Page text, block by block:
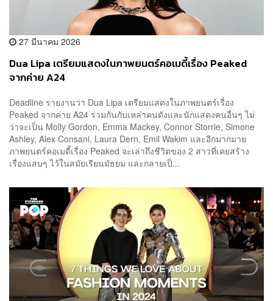
27 มีนาคม 2026
Dua Lipa เตรียมแสดงในภาพยนตร์คอเมดี้เรื่อง Peaked
จากค่าย A24
Deadline รายงานว่า Dua Lipa เตรียมแสดงในภาพยนตร์เรื่อง
Peaked จากค่าย A24 ร่วมกันกับเหล่าคนดังและนักแสดงคนอื่นๆ ไม่
ว่าจะเป็น Molly Gordon, Emma Mackey, Connor Storrie, Simone
Ashley, Alex Consani, Laura Dern, Emil Wakim และอีกมากมาย
ภาพยนตร์คอเมดี้เรื่อง Peaked จะเล่าถึงชีวิตของ 2 สาวที่เคยสร้าง
เรื่องแสบๆ ไว้ในสมัยเรียนมัธยม และกลายเป็...